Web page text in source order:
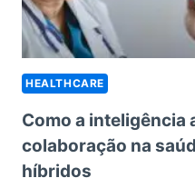
HEALTHCARE
Como a
colaboração na
híbridos